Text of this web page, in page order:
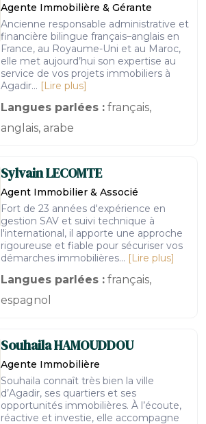
Agente Immobilière & Gérante
Ancienne responsable administrative et
financière bilingue français–anglais en
France, au Royaume-Uni et au Maroc,
elle met aujourd’hui son expertise au
service de vos projets immobiliers à
Agadir... [Lire plus]
Langues parlées : français,
anglais, arabe
SylvainLECOMTE
Agent Immobilier & Associé
Fort de 23 années d'expérience en
gestion SAV et suivi technique à
l'international, il apporte une approche
rigoureuse et fiable pour sécuriser vos
démarches immobilières... [Lire plus]
Langues parlées : français,
espagnol
SouhailaHAMOUDDOU
Agente Immobilière
Souhaila connaît très bien la ville
d’Agadir, ses quartiers et ses
opportunités immobilières. À l’écoute,
réactive et investie, elle accompagne